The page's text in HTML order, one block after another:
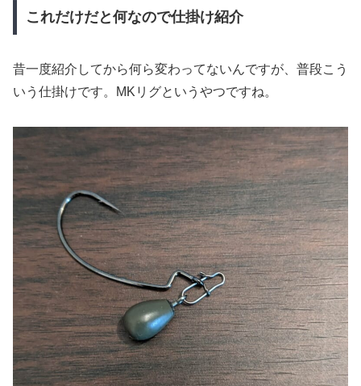
これだけだと何なので仕掛け紹介
昔一度紹介してから何ら変わってないんですが、普段こう
いう仕掛けです。MKリグというやつですね。